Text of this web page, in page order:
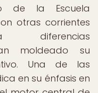
de la Escuela
otras corrientes
diferencias
moldeado su
Una de las
en su énfasis en